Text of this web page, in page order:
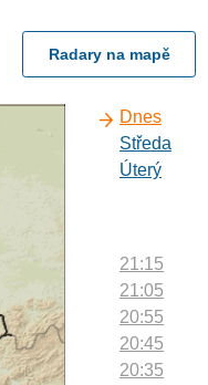
Radary na mapě
Dnes
Středa
Úterý
21:15
21:05
20:55
20:45
20:35